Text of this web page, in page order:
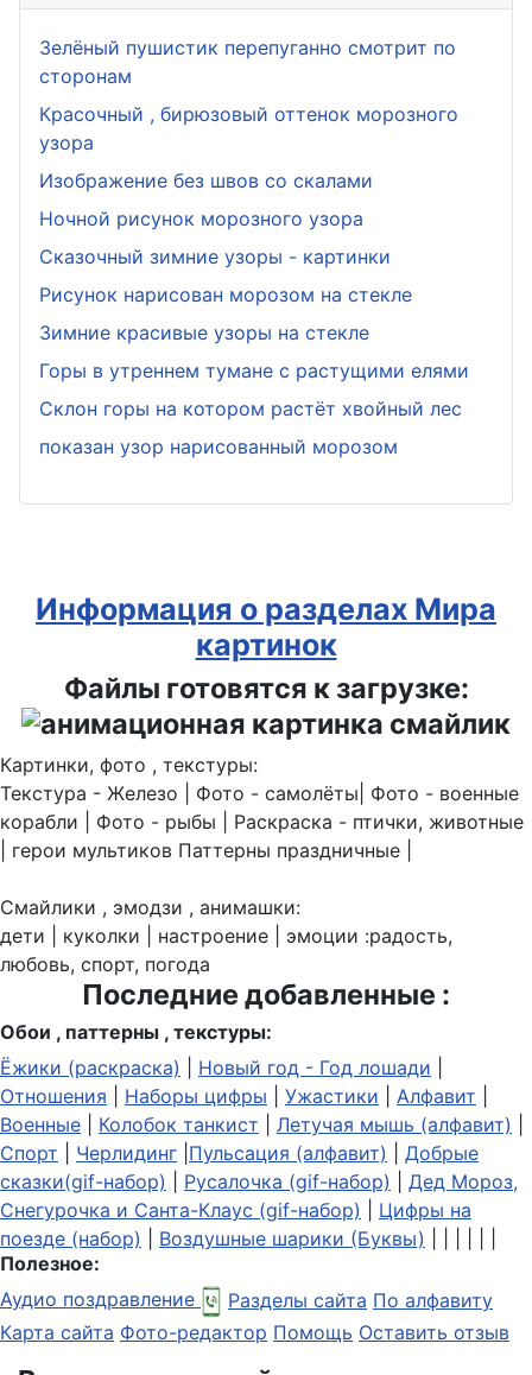
Зелёный пушистик перепуганно смотрит по
сторонам
Красочный , бирюзовый оттенок морозного
узора
Изображение без швов со скалами
Ночной рисунок морозного узора
Сказочный зимние узоры - картинки
Рисунок нарисован морозом на стекле
Зимние красивые узоры на стекле
Горы в утреннем тумане с растущими елями
Склон горы на котором растёт хвойный лес
показан узор нарисованный морозом
Информация о разделах Мира
картинок
Файлы готовятся к загрузке:
Картинки, фото , текстуры:
Текстура - Железо | Фото - самолёты| Фото - военные
корабли | Фото - рыбы | Раскраска - птички, животные
| герои мультиков Паттерны праздничные |
Смайлики , эмодзи , анимашки:
дети | куколки | настроение | эмоции :радость,
любовь, спорт, погода
Последние добавленные :
Обои , паттерны , текстуры:
Ёжики (раскраска)
Новый год - Год лошади
Отношения
Наборы цифры Ужастики Алфавит
Военные
Колобок танкист Летучая мышь (алфавит)
Спорт
Черлидинг Пульсация (алфавит)
Добрые
сказки(gif-набор)
Русалочка (gif-набор)
Дед Мороз,
Снегурочка и Санта-Клаус (gif-набор)
Цифры на
поезде (набор)
Воздушные шарики (Буквы)
Полезное:
Аудио поздравление
Разделы сайта По алфавиту
Карта сайта Фото-редактор Помощь Оставить отзыв